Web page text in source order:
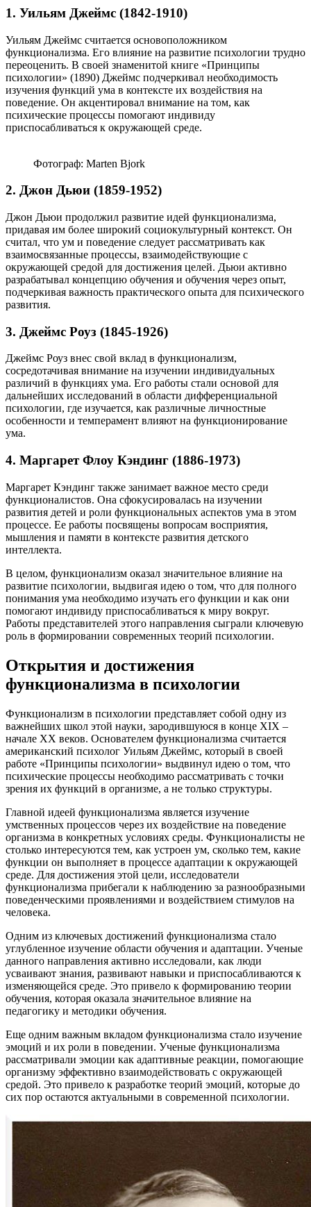
1. Уильям Джеймс (1842-1910)
Уильям Джеймс считается основоположником
функционализма. Его влияние на развитие психологии трудно
переоценить. В своей знаменитой книге «Принципы
психологии» (1890) Джеймс подчеркивал необходимость
изучения функций ума в контексте их воздействия на
поведение. Он акцентировал внимание на том, как
психические процессы помогают индивиду
приспосабливаться к окружающей среде.
Фотограф: Marten Bjork
2. Джон Дьюи (1859-1952)
Джон Дьюи продолжил развитие идей функционализма,
придавая им более широкий социокультурный контекст. Он
считал, что ум и поведение следует рассматривать как
взаимосвязанные процессы, взаимодействующие с
окружающей средой для достижения целей. Дьюи активно
разрабатывал концепцию обучения и обучения через опыт,
подчеркивая важность практического опыта для психического
развития.
3. Джеймс Роуз (1845-1926)
Джеймс Роуз внес свой вклад в функционализм,
сосредотачивая внимание на изучении индивидуальных
различий в функциях ума. Его работы стали основой для
дальнейших исследований в области дифференциальной
психологии, где изучается, как различные личностные
особенности и темперамент влияют на функционирование
ума.
4. Маргарет Флоу Кэндинг (1886-1973)
Маргарет Кэндинг также занимает важное место среди
функционалистов. Она сфокусировалась на изучении
развития детей и роли функциональных аспектов ума в этом
процессе. Ее работы посвящены вопросам восприятия,
мышления и памяти в контексте развития детского
интеллекта.
В целом, функционализм оказал значительное влияние на
развитие психологии, выдвигая идею о том, что для полного
понимания ума необходимо изучать его функции и как они
помогают индивиду приспосабливаться к миру вокруг.
Работы представителей этого направления сыграли ключевую
роль в формировании современных теорий психологии.
Открытия и достижения
функционализма в психологии
Функционализм в психологии представляет собой одну из
важнейших школ этой науки, зародившуюся в конце XIX –
начале XX веков. Основателем функционализма считается
американский психолог Уильям Джеймс, который в своей
работе «Принципы психологии» выдвинул идею о том, что
психические процессы необходимо рассматривать с точки
зрения их функций в организме, а не только структуры.
Главной идеей функционализма является изучение
умственных процессов через их воздействие на поведение
организма в конкретных условиях среды. Функционалисты не
столько интересуются тем, как устроен ум, сколько тем, какие
функции он выполняет в процессе адаптации к окружающей
среде. Для достижения этой цели, исследователи
функционализма прибегали к наблюдению за разнообразными
поведенческими проявлениями и воздействием стимулов на
человека.
Одним из ключевых достижений функционализма стало
углубленное изучение области обучения и адаптации. Ученые
данного направления активно исследовали, как люди
усваивают знания, развивают навыки и приспосабливаются к
изменяющейся среде. Это привело к формированию теории
обучения, которая оказала значительное влияние на
педагогику и методики обучения.
Еще одним важным вкладом функционализма стало изучение
эмоций и их роли в поведении. Ученые функционализма
рассматривали эмоции как адаптивные реакции, помогающие
организму эффективно взаимодействовать с окружающей
средой. Это привело к разработке теорий эмоций, которые до
сих пор остаются актуальными в современной психологии.